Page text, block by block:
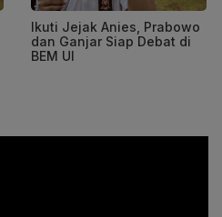
Ikuti Jejak Anies, Prabowo
dan Ganjar Siap Debat di
BEM UI